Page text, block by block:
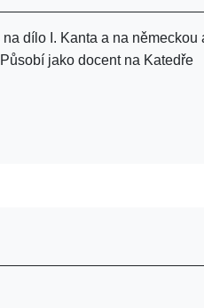
dílo I. Kanta a na německou
jako docent na Katedře